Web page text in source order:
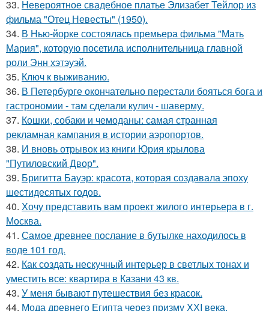
33. Невероятное свадебное платье Элизабет Тейлор из
фильма "Отец Невесты" (1950).
34. В Нью-йорке состоялась премьера фильма "Мать
Мария", которую посетила исполнительница главной
роли Энн хэтэуэй.
35. Ключ к выживанию.
36. В Петербурге окончательно перестали бояться бога и
гастрономии - там сделали кулич - шаверму.
37. Кошки, собаки и чемоданы: самая странная
рекламная кампания в истории аэропортов.
38. И вновь отрывок из книги Юрия крылова
"Путиловский Двор".
39. Бригитта Бауэр: красота, которая создавала эпоху
шестидесятых годов.
40. Хочу представить вам проект жилого интерьера в г.
Москва.
41. Самое древнее послание в бутылке находилось в
воде 101 год.
42. Как создать нескучный интерьер в светлых тонах и
уместить все: квартира в Казани 43 кв.
43. У меня бывают путешествия без красок.
44. Мода древнего Египта через призму ХХI века.